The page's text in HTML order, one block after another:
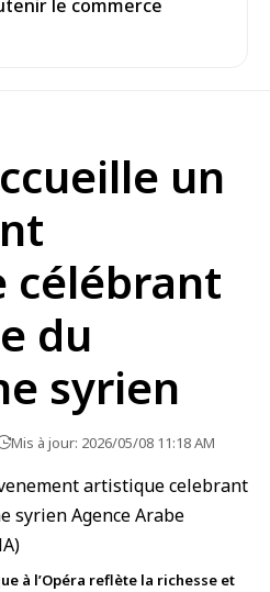
le commerce
un
célébrant
du
syrien
Mis à jour: 2026/05/08 11:18 AM
à l’Opéra reflète la richesse et